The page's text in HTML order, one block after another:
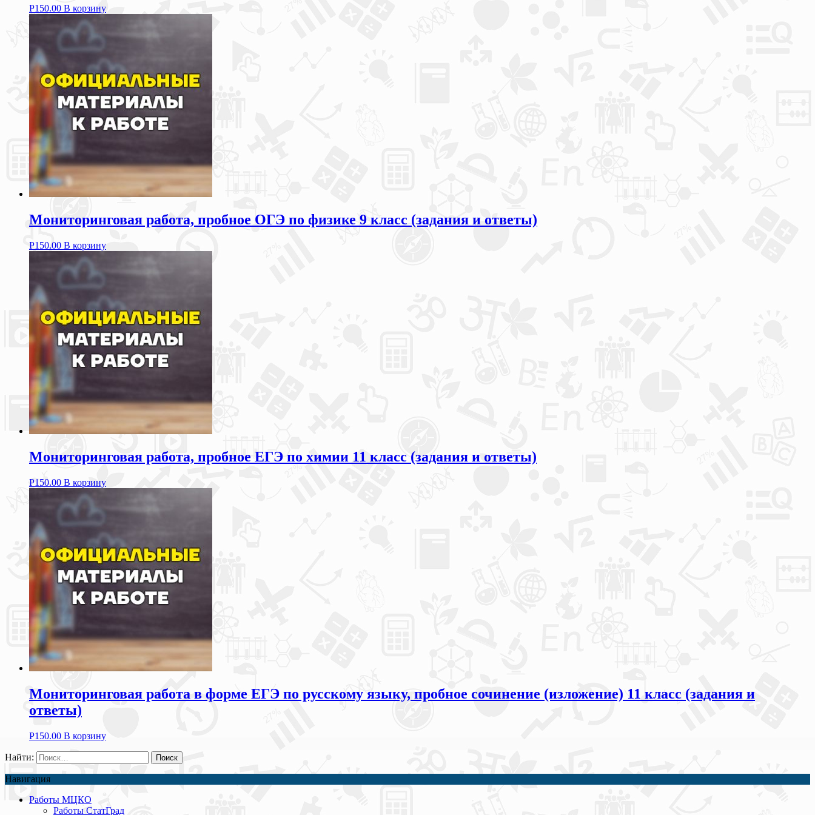
Р150.00 В корзину
Мониторинговая работа, пробное ОГЭ по физике 9 класс (задания и ответы)
Р150.00 В корзину
Мониторинговая работа, пробное ЕГЭ по химии 11 класс (задания и ответы)
Р150.00 В корзину
Мониторинговая работа в форме ЕГЭ по русскому языку, пробное сочинение (изложение) 11 класс (задания и
ответы)
Р150.00 В корзину
Найти:
Навигация
Работы МЦКО
Работы СтатГрад